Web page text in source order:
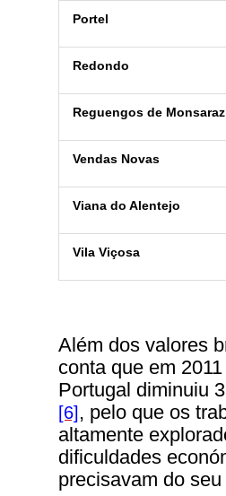
Portel
Redondo
Reguengos de Monsaraz
Vendas Novas
Viana do Alentejo
Vila Viçosa
Além dos valores
conta que em
Portugal diminuiu
[6] , pelo que os
altamente
dificuldades
precisavam do